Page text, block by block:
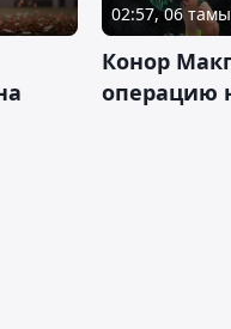
02:57, 06
Конор
операцию